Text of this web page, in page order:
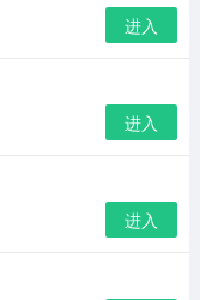
进入
进入
进入